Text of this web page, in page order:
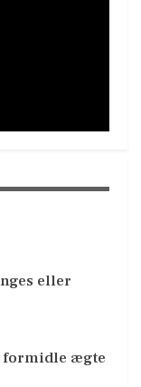
eller
formidle ægte